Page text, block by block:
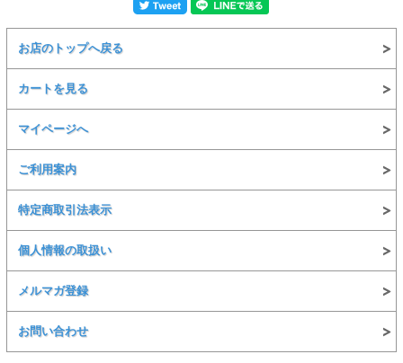
エメラルドグリーン
お店のトップへ戻る
カートを見る
マイページへ
ご利用案内
特定商取引法表示
個人情報の取扱い
メルマガ登録
お問い合わせ